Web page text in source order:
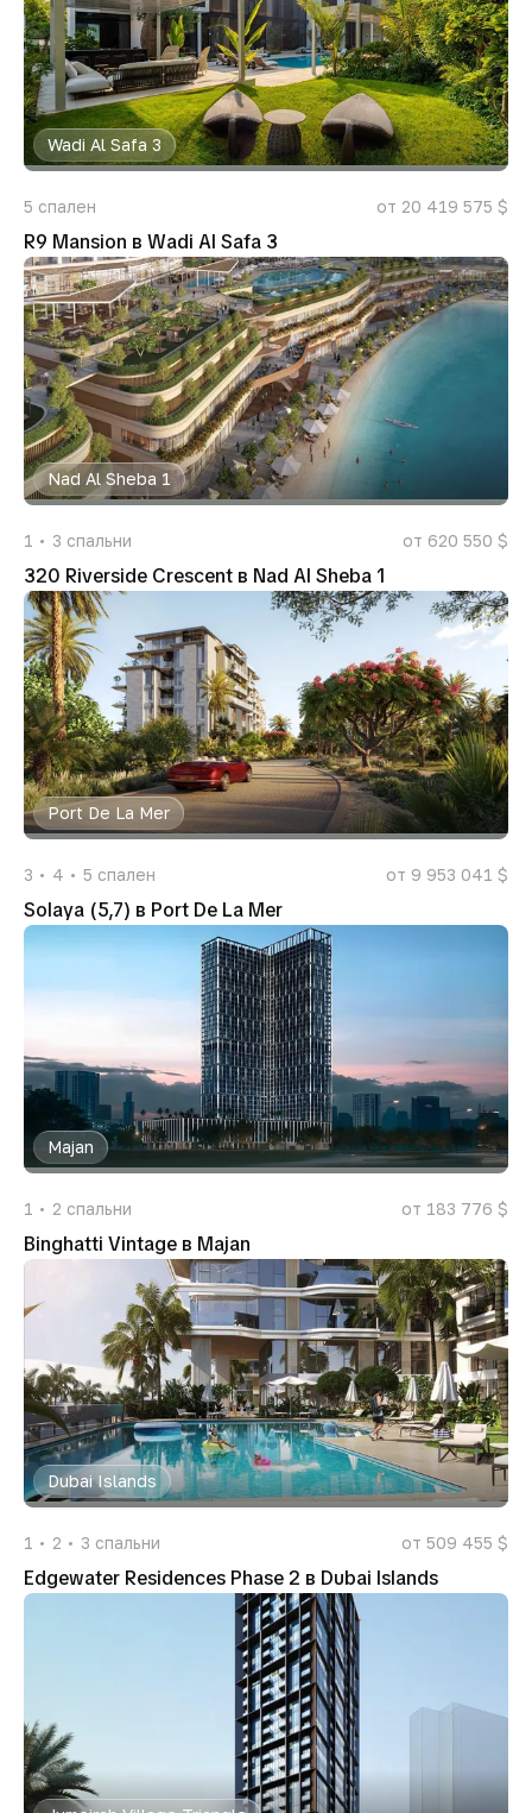
Wadi Al Safa 3
5 спален от 20 419 575 $
R9 Mansion в Wadi Al Safa 3
Nad Al Sheba 1
1 3 спальни от 620 550 $
320 Riverside Crescent в Nad Al Sheba 1
Port De La Mer
3 4 5 спален от 9 953 041 $
Solaya (5,7) в Port De La Mer
Majan
1 2 спальни от 183 776 $
Binghatti Vintage в Majan
Dubai Islands
1 2 3 спальни от 509 455 $
Edgewater Residences Phase 2 в Dubai Islands